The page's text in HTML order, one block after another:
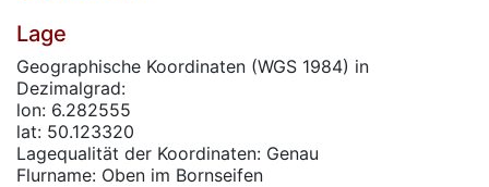
Lage
Geographische Koordinaten (WGS 1984) in
Dezimalgrad:
lon: 6.282555
lat: 50.123320
Lagequalität der Koordinaten: Genau
Flurname: Oben im Bornseifen